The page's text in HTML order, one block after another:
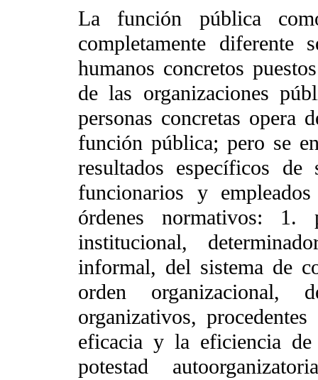
La función pública
completamente
humanos concretos
de las organizaciones
personas concretas opera
función pública; pero se
resultados específicos
funcionarios y
órdenes normativos:
institucional,
informal, del sistema de
orden organizacional,
organizativos,
eficacia y la eficiencia
potestad